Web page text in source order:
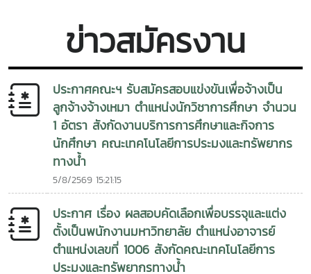
เสริมการเลี้ยงปลา และพัฒนาเป็นฐานเรียนรู้การเลี้ยงปลานิลและ
ปลาดุกภายในโรงเรียน ก่อนนำผลผลิตมาต่อยอดเป็นผลิตภัณฑ์
แปรรูปจากศักยภาพและความพร้อมของโรงเรียน ในปีนี้คณะฯ จึง
สนับสนุนการพัฒนาฐานเรียนรู้การแปรรูปสัตว์น้ำ พร้อมมอบป้าย
ฐานเรียนรู้และอุปกรณ์สำหรับการตัดแต่งเนื้อปลาให้แก่โรงเรียน
เพื่อใช้ประกอบกิจกรรมการเรียนรู้ การฝึกทักษะอาชีพ และการ
ผลิตสินค้าเพื่อสร้างรายได้เสริมให้แก่นักเรียนกิจกรรมดังกล่าว
ดำเนินงานภายใต้โครงการพัฒนาศักยภาพฐานเรียนรู้ทางการ
ประมงและนวัตกรรมการผลิตสัตว์น้ำแบบบูรณาการ และส่งเสริม
ทักษะอาชีพ สร้างรายได้ พัฒนาเป็นผู้ประกอบการเพาะเลี้ยงสัตว์
น้ำแบบครบวงจรด้วยโมเดลเศรษฐกิจ BCG เพื่อพัฒนาเศรษฐกิจ
ฐานรากของกลุ่มประมงอาสาในพื้นที่ชุมชนและโรงเรียนเป้าหมาย
สะท้อนถึงความร่วมมือระหว่างมหาวิทยาลัยและสถานศึกษาใน
การนำองค์ความรู้ทางวิชาการไปใช้ประโยชน์ ตลอดจนพัฒนา
ทักษะและโอกาสทางอาชีพให้แก่เยาวชนอย่างยั่งยืนOn 21–22 July
และนักศึกษานอกจากนี้ กิจกรรมดังกล่าวยังเป็นการร่วมกัน
อนุรักษ์ สืบทอด และธำรงไว้ซึ่งขนบธรรมเนียมประเพณีอันดีงาม
ของไทยให้คงอยู่สืบไป พร้อมทั้งเป็นการสร้างความสัมพันธ์อันดี
ระหว่างหน่วยงานภายในมหาวิทยาลัย และส่งเสริมการมีส่วนร่วมใน
กิจกรรมด้านศิลปวัฒนธรรมและศาสนาของมหาวิทยาลัยอย่างต่อ
เนื่องคณะเทคโนโลยีการประมงและทรัพยากรทางน้ำให้ความสำคัญ
กับการทำนุบำรุงศิลปวัฒนธรรม ศาสนา และการมีส่วนร่วมใน
กิจกรรมที่เป็นประโยชน์ต่อสังคม โดยมุ่งส่งเสริมให้บุคลากรและ
นักศึกษาได้ร่วมสืบสานและอนุรักษ์มรดกทางวัฒนธรรมอันทรง
คุณค่าของชาติให้คงอยู่สืบไปอย่างยั่งยืน.On 20 July 2026,
administrators, faculty members, staff, and students of
the Faculty of Fisheries Technology and Aquatic
Resources, Maejo University, participated in the Maejo
University Buddhist Lent Candle Offering Ceremony
2026, held at the Phae Phuet Building, Maejo
ข่าวสมัครงาน
ประกาศคณะฯ รับสมัครสอบแข่งขันเพื่อจ้างเป็น
ลูกจ้างจ้างเหมา ตำแหน่งนักวิชาการศึกษา จำนวน
1 อัตรา สังกัดงานบริการการศึกษาและกิจการ
นักศึกษา คณะเทคโนโลยีการประมงและทรัพยากร
ทางน้ำ
5/8/2569 15:21:15
ประกาศ เรื่อง ผลสอบคัดเลือกเพื่อบรรจุและแต่ง
ตั้งเป็นพนักงานมหาวิทยาลัย ตำแหน่งอาจารย์
ตำแหน่งเลขที่ 1006 สังกัดคณะเทคโนโลยีการ
ประมงและทรัพยากรทางน้ำ